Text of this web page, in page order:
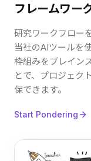
フレームワー
研究ワークフロー
当社のAIツールを
枠組みをブレイン
とで、プロジェク
保できます。
Start Pondering